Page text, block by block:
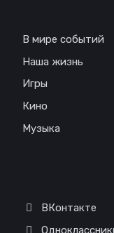
В мире событий
Наша жизнь
Игры
Кино
Музыка
ВКонтакте